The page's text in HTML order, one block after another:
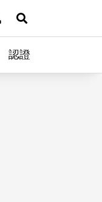
網站導覽展開搜尋
認證